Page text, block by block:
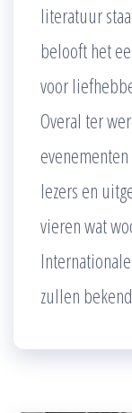
literatuur
belooft het
voor
Overal ter
lezers en
vieren wat
zullen